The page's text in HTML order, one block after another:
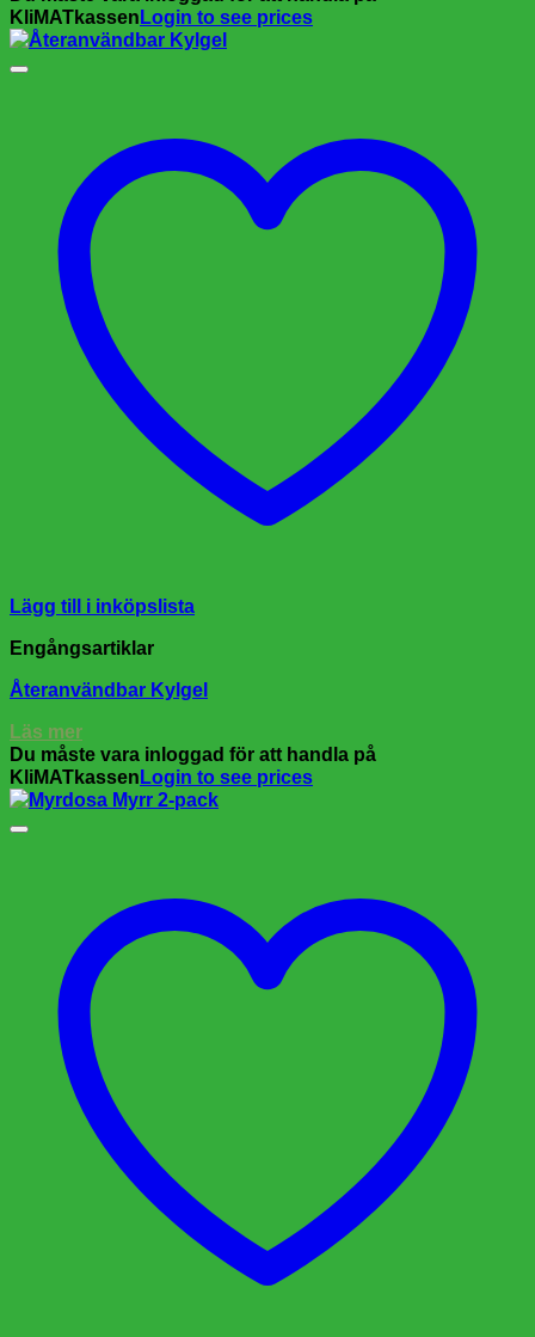
KliMATkassen Login to see prices
Lägg till i inköpslista
Engångsartiklar
Återanvändbar Kylgel
Läs mer
Du måste vara inloggad för att handla på
KliMATkassen Login to see prices